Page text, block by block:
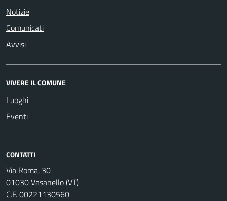
Notizie
Comunicati
Avvisi
VIVERE IL COMUNE
Luoghi
Eventi
CONTATTI
Via Roma, 30
01030 Vasanello (VT)
C.F. 00221130560